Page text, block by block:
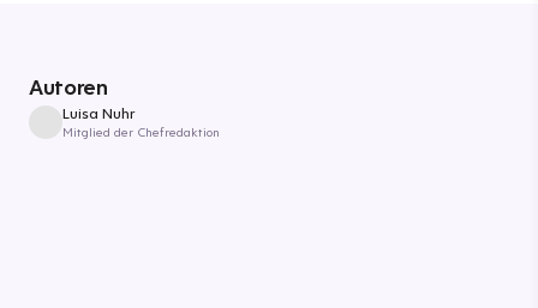
Autoren
Luisa Nuhr
Mitglied der Chefredaktion